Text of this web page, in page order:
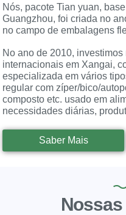
Nós, pacote Tian yuan,
Guangzhou, foi criada no
no campo de embalagens
No ano de 2010,
internacionais em Xangai,
especializada em vários
regular com zíper/bico/
composto etc. usado em
necessidades diárias,
Saber Mais